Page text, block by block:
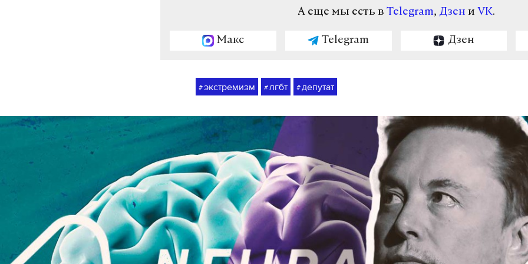
А еще мы есть в Telegram, Дзен и VK.
Макс Telegram Дзен
#экстремизм # лгбт # депутат